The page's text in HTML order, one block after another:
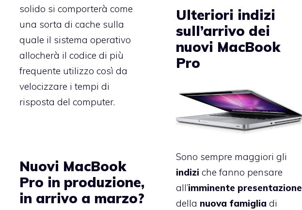
solido si comporterà come
una sorta di cache sulla
quale il sistema operativo
allocherà il codice di più
frequente utilizzo così da
velocizzare i tempi di
risposta del computer.
Ulteriori indizi
sull’arrivo dei
nuovi MacBook
Pro
Sono sempre maggiori gli
indizi che fanno pensare
all’imminente presentazione
della nuova famiglia di
Nuovi MacBook
Pro in produzione,
in arrivo a marzo?